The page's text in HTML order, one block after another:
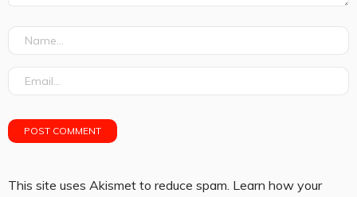
This site uses Akismet to reduce spam. Learn how your